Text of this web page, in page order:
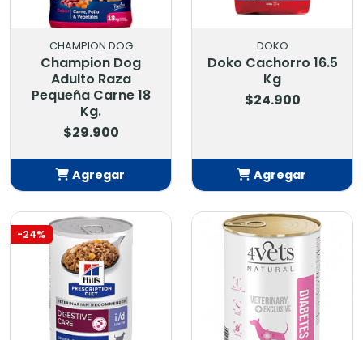
CHAMPION DOG
Champion Dog
Adulto Raza
Pequeña Carne 18
Kg.
$29.900
Agregar
Añadido
DOKO
Doko Cachorro 16.5
Kg
$24.900
Agregar
Añadido
-24%